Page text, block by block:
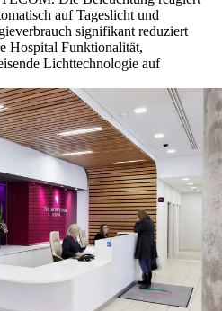
auf Tageslicht und
signifikant reduziert
Hospital Funktionalität,
Lichttechnologie auf